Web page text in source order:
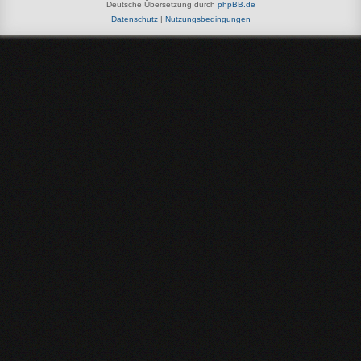
Deutsche Übersetzung durch phpBB.de
Datenschutz| Nutzungsbedingungen